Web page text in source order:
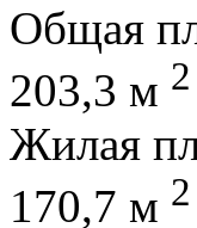
Общая
203,3 м 2
Жилая
170,7 м 2